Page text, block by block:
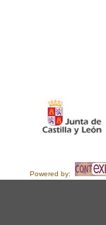
Powered by: